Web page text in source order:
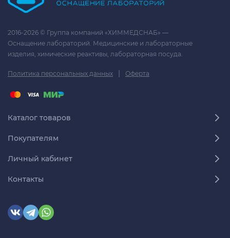
2016-2026 © Группа компаний «ХИММЕДСНАБ» —
Оснащение лабораторий. Медицинские и лабораторные
изделия, химические реактивы, лабораторная посуда.
Политика персональных данных | Оферта
Каталог товаров
Покупателям
Личный кабинет
Контакты